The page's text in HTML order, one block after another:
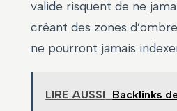
valide risquent de ne
créant des zones
ne pourront jamais
LIRE AUSSI Backlinks